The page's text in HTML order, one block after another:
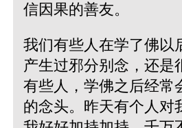
信因果的善友。
我们有些人在学了佛以
产生过邪分别念，还是
有些人，学佛之后经常
的念头。昨天有个人对